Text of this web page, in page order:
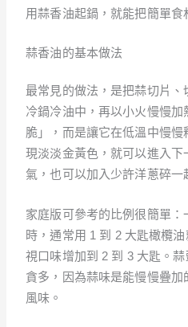
用蒜香油起鍋，就能把簡單食
蒜香油的基本做法
最常見的做法，是把蒜切片
冷鍋冷油中，再以小火慢慢
脆」，而是讓它在低溫中慢
現淡淡金黃色，就可以進入
氣，也可以加入少許洋蔥碎一
家庭版可參考的比例很簡單：
時，通常用 1 到 2 大匙橄欖
視口味增加到 2 到 3 大匙。
貪多，因為蒜味是能慢慢疊
風味。